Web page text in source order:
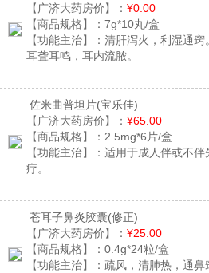
【广济大药房价】： ¥0.00
【商品规格】： 7g*10丸/盒
【功能主治】： 清肝泻火，利湿通窍
耳聋耳鸣，耳内流脓。
佐米曲普坦片(宝乐佳)
【广济大药房价】： ¥65.00
【商品规格】： 2.5mg*6片/盒
【功能主治】： 适用于成人伴或不
疗。
苍耳子鼻炎胶囊(修正)
【广济大药房价】： ¥25.00
【商品规格】： 0.4g*24粒/盒
【功能主治】： 疏风，清肺热，通